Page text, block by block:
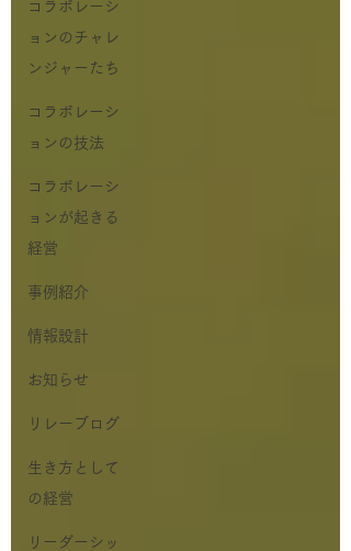
コラボレーシ
ョンのチャレ
ンジャーたち
コラボレーシ
ョンの技法
コラボレーシ
ョンが起きる
経営
事例紹介
情報設計
お知らせ
リレーブログ
生き方として
の経営
リーダーシッ